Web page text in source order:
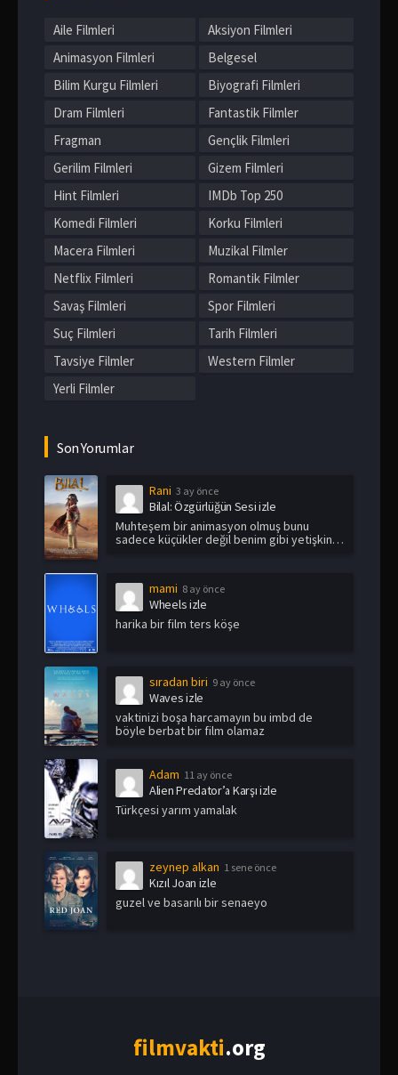
Aile Filmleri
Aksiyon Filmleri
Animasyon Filmleri
Belgesel
Bilim Kurgu Filmleri
Biyografi Filmleri
Dram Filmleri
Fantastik Filmler
Fragman
Gençlik Filmleri
Gerilim Filmleri
Gizem Filmleri
Hint Filmleri
IMDb Top 250
Komedi Filmleri
Korku Filmleri
Macera Filmleri
Muzikal Filmler
Netflix Filmleri
Romantik Filmler
Savaş Filmleri
Spor Filmleri
Suç Filmleri
Tarih Filmleri
Tavsiye Filmler
Western Filmler
Yerli Filmler
Son Yorumlar
Rani 3 ay önce
Bilal: Özgürlüğün Sesi izle
Muhteşem bir animasyon olmuş bunu
sadece küçükler değil benim gibi yetişkin
mami 8 ay önce
Wheels izle
harika bir film ters köşe
sıradan biri 9 ay önce
Waves izle
vaktinizi boşa harcamayın bu imbd de
böyle berbat bir film olamaz
Adam 11 ay önce
Alien Predator’a Karşı izle
Türkçesi yarım yamalak
zeynep alkan 1 sene önce
Kızıl Joan izle
guzel ve basarılı bir senaeyo
filmvakti.org